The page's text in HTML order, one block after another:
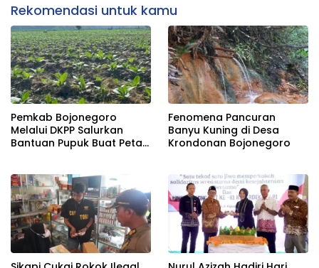
Rekomendasi untuk kamu
Pemkab Bojonegoro
Melalui DKPP Salurkan
Bantuan Pupuk Buat Petani
Fenomena Pancuran
Banyu Kuning di Desa
Krondonan Bojonegoro